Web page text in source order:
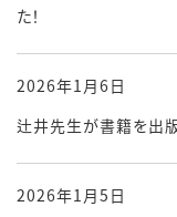
た！
2026年1月6日
辻井先生が書籍を出版
2026年1月5日